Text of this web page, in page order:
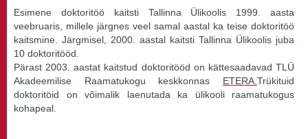
Esimene doktoritöö kaitsti Tallinna Ülikoolis 1999. aasta
veebruaris, millele järgnes veel samal aastal ka teise doktoritöö
kaitsmine. Järgmisel, 2000. aastal kaitsti Tallinna Ülikoolis juba
10 doktoritööd.
Pärast 2003. aastat kaitstud doktoritööd on kättesaadavad TLÜ
Akadeemilise Raamatukogu keskkonnas ETERA. Trükituid
doktoritöid on võimalik laenutada ka ülikooli raamatukogus
kohapeal.